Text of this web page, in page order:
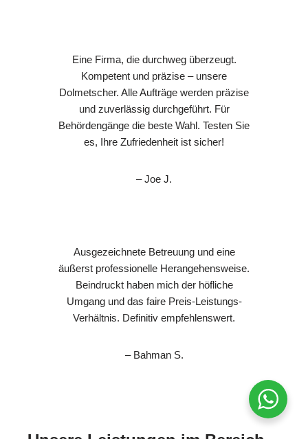
Eine Firma, die durchweg überzeugt.
Kompetent und präzise – unsere
Dolmetscher. Alle Aufträge werden präzise
und zuverlässig durchgeführt. Für
Behördengänge die beste Wahl. Testen Sie
es, Ihre Zufriedenheit ist sicher!
– Joe J.
Ausgezeichnete Betreuung und eine
äußerst professionelle Herangehensweise.
Beindruckt haben mich der höfliche
Umgang und das faire Preis-Leistungs-
Verhältnis. Definitiv empfehlenswert.
– Bahman S.